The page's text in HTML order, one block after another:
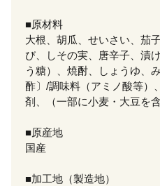
■原材料
大根、胡瓜、せいさい、茄
び、しその実、唐辛子、漬
う糖）、焼酎、しょうゆ、
酢〕/調味料（アミノ酸等）
剤、（一部に小麦・大豆を含
■原産地
国産
■加工地（製造地）